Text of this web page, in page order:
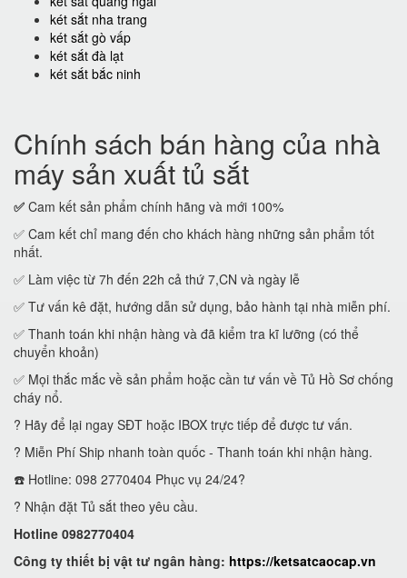
két sắt nha trang
két sắt gò vấp
két sắt đà lạt
két sắt bắc ninh
Chính sách bán hàng của nhà
máy sản xuất tủ sắt
✅ Cam kết sản phẩm chính hãng và mới 100%
✅ Cam kết chỉ mang đến cho khách hàng những sản phẩm tốt
nhất.
✅ Làm việc từ 7h đến 22h cả thứ 7,CN và ngày lễ
✅ Tư vấn kê đặt, hướng dẫn sử dụng, bảo hành tại nhà miễn phí.
✅ Thanh toán khi nhận hàng và đã kiểm tra kĩ lưỡng (có thể
chuyển khoản)
✅ Mọi thắc mắc về sản phẩm hoặc cần tư vấn về Tủ Hồ Sơ chống
cháy nổ.
? Hãy để lại ngay SĐT hoặc IBOX trực tiếp để được tư vấn.
? Miễn Phí Ship nhanh toàn quốc - Thanh toán khi nhận hàng.
☎️ Hotline: 098 2770404 Phục vụ 24/24?
? Nhận đặt Tủ sắt theo yêu cầu.
Hotline 0982770404
Công ty thiết bị vật tư ngân hàng: https://ketsatcaocap.vn